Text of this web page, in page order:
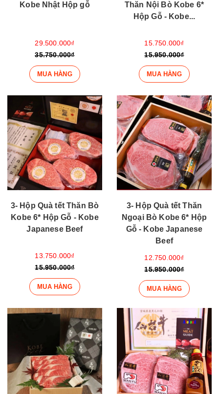
Kobe Nhật Hộp gỗ
29.500.000₫
35.750.000₫
MUA HÀNG
Thăn Nội Bò Kobe 6*
Hộp Gỗ - Kobe...
15.750.000₫
15.950.000₫
MUA HÀNG
3- Hộp Quà tết Thăn Bò
Kobe 6* Hộp Gỗ - Kobe
Japanese Beef
13.750.000₫
15.950.000₫
MUA HÀNG
3- Hộp Quà tết Thăn
Ngoại Bò Kobe 6* Hộp
Gỗ - Kobe Japanese
Beef
12.750.000₫
15.950.000₫
MUA HÀNG